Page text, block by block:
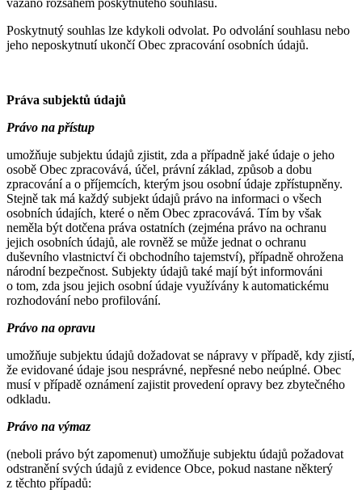
Poskytnutý souhlas lze kdykoli odvolat. Po odvolání souhlasu nebo
jeho neposkytnutí ukončí Obec zpracování osobních údajů.
Práva subjektů údajů
Právo na přístup
umožňuje subjektu údajů zjistit, zda a případně jaké údaje o jeho
osobě Obec zpracovává, účel, právní základ, způsob a dobu
zpracování a o příjemcích, kterým jsou osobní údaje zpřístupněny.
Stejně tak má každý subjekt údajů právo na informaci o všech
osobních údajích, které o něm Obec zpracovává. Tím by však
neměla být dotčena práva ostatních (zejména právo na ochranu
jejich osobních údajů, ale rovněž se může jednat o ochranu
duševního vlastnictví či obchodního tajemství), případně ohrožena
národní bezpečnost. Subjekty údajů také mají být informováni
o tom, zda jsou jejich osobní údaje využívány k automatickému
rozhodování nebo profilování.
Právo na opravu
umožňuje subjektu údajů dožadovat se nápravy v případě, kdy zjistí,
že evidované údaje jsou nesprávné, nepřesné nebo neúplné. Obec
musí v případě oznámení zajistit provedení opravy bez zbytečného
odkladu.
Právo na výmaz
(neboli právo být zapomenut) umožňuje subjektu údajů požadovat
odstranění svých údajů z evidence Obce, pokud nastane některý
z těchto případů: